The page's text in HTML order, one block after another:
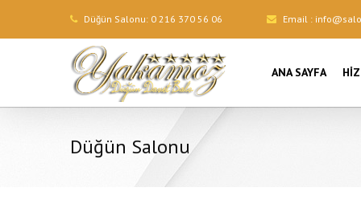
Düğün Salonu: 0 216 370 56 06 Email :
ANA SAYFA
Düğün Salonu